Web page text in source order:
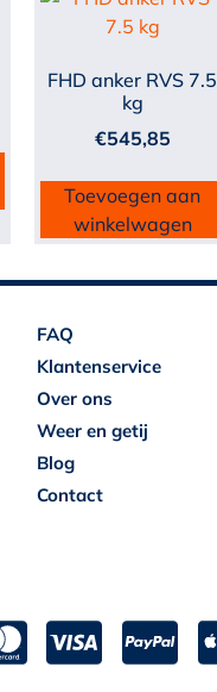
FHD anker RVS 7.5
kg
€545,85
Toevoegen aan
winkelwagen
FAQ
Klantenservice
Over ons
Weer en getij
Blog
Contact